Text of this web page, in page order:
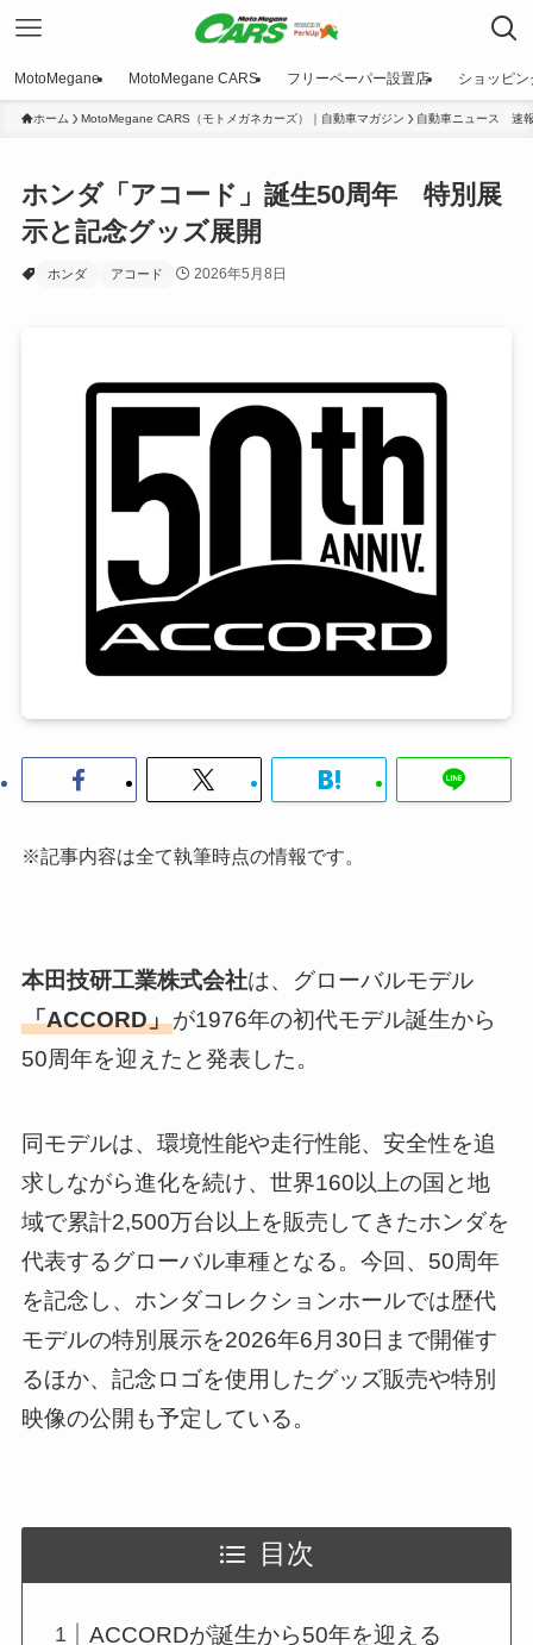
MotoMegane MotoMegane CARS フリーペーパー設置店 ショッピン
ホーム MotoMegane CARS（モトメガネカーズ）｜自動車マガジン 自動車ニュース 速
ホンダ「アコード」誕生50周年 特別展
示と記念グッズ展開
ホンダ アコード 2026年5月8日
※記事内容は全て執筆時点の情報です。
本田技研工業株式会社は、グローバルモデル
「ACCORD」が1976年の初代モデル誕生から
50周年を迎えたと発表した。
同モデルは、環境性能や走行性能、安全性を追
求しながら進化を続け、世界160以上の国と地
域で累計2,500万台以上を販売してきたホンダを
代表するグローバル車種となる。今回、50周年
を記念し、ホンダコレクションホールでは歴代
モデルの特別展示を2026年6月30日まで開催す
るほか、記念ロゴを使用したグッズ販売や特別
映像の公開も予定している。
目次
ACCORDが誕生から50年を迎える